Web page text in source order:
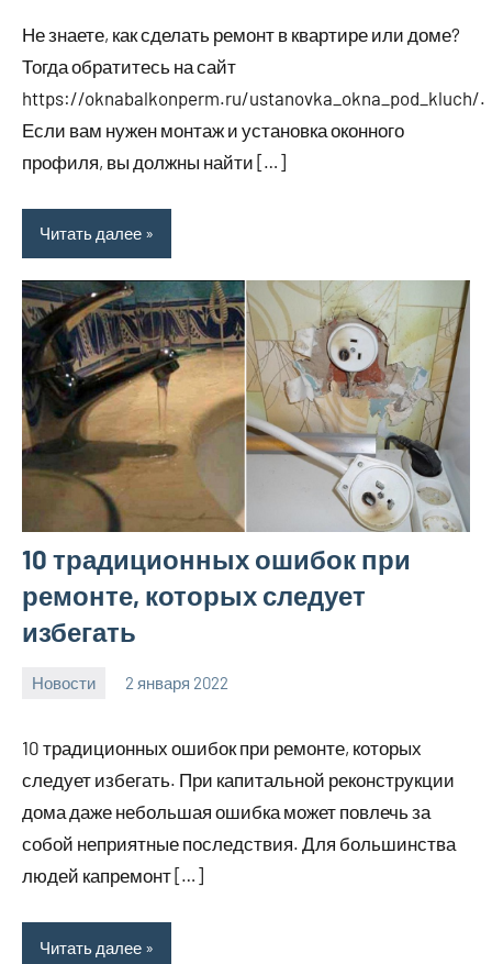
Не знаете, как сделать ремонт в квартире или доме?
Тогда обратитесь на сайт
https://oknabalkonperm.ru/ustanovka_okna_pod_kluch/.
Если вам нужен монтаж и установка оконного
профиля, вы должны найти […]
Читать далее
10 традиционных ошибок при
ремонте, которых следует
избегать
Новости 2 января 2022
10 традиционных ошибок при ремонте, которых
следует избегать. При капитальной реконструкции
дома даже небольшая ошибка может повлечь за
собой неприятные последствия. Для большинства
людей капремонт […]
Читать далее